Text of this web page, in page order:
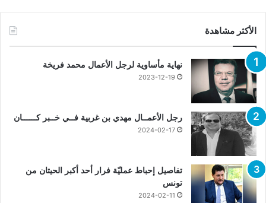
الأكثر مشاهدة
نهاية مأساوية لرجل الأعمال محمد فريخة
2023-12-19
رجل الأعمــال مهدي بن غربية فــي خــبر كــــــان
2024-02-17
تفاصيل إحباط عمليّة فرار أحد أكبر الحيتان من
تونس
2024-02-11